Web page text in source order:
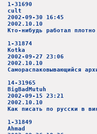
1-31690
cult
2002-09-30 16:45
2002.10.10
Кто-нибудь работал
1-31874
Kotka
2002-09-27 23:06
2002.10.10
Самораспаковывающийся
14-31965
BigBadMutuh
2002-09-15 23:21
2002.10.10
Как писать по русски в
1-31849
Ahmad